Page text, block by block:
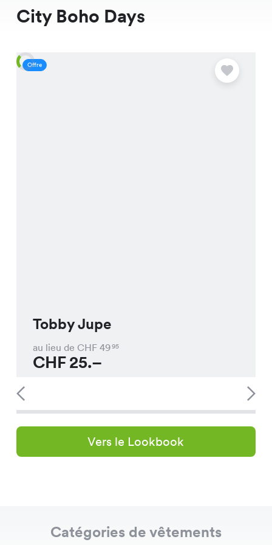
City Boho Days
Offre
Tobby Jupe
au lieu de CHF 4995
CHF25.–
Vers le Lookbook
Catégories de vêtements